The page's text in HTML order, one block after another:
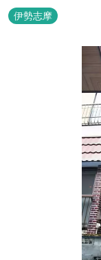
伊勢志摩